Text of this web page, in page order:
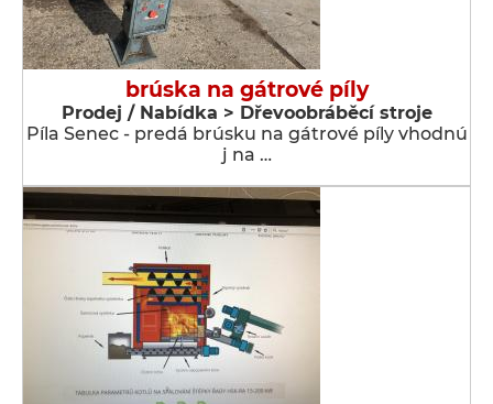
brúska na gátrové píly
Prodej / Nabídka > Dřevoobráběcí stroje
Píla Senec - predá brúsku na gátrové píly vhodnú
j na …